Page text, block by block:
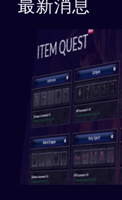
最新消息